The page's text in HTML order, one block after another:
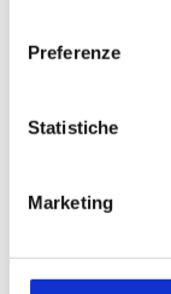
Preferenze
Statistiche
Marketing
Stampante ad